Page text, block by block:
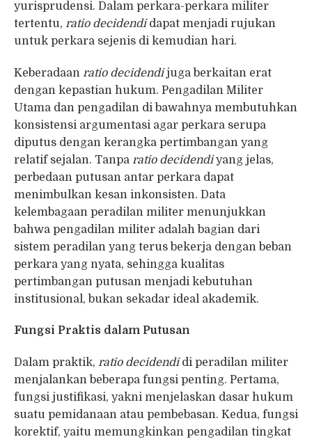
yurisprudensi. Dalam perkara-perkara militer
tertentu, ratio decidendidapat menjadi rujukan
untuk perkara sejenis di kemudian hari.
Keberadaan ratio decidendijuga berkaitan erat
dengan kepastian hukum. Pengadilan Militer
Utama dan pengadilan di bawahnya membutuhkan
konsistensi argumentasi agar perkara serupa
diputus dengan kerangka pertimbangan yang
relatif sejalan. Tanpa ratio decidendiyang jelas,
perbedaan putusan antar perkara dapat
menimbulkan kesan inkonsisten. Data
kelembagaan peradilan militer menunjukkan
bahwa pengadilan militer adalah bagian dari
sistem peradilan yang terus bekerja dengan beban
perkara yang nyata, sehingga kualitas
pertimbangan putusan menjadi kebutuhan
institusional, bukan sekadar ideal akademik.
Fungsi Praktis dalam Putusan
Dalam praktik, ratio decidendidi peradilan militer
menjalankan beberapa fungsi penting. Pertama,
fungsi justifikasi, yakni menjelaskan dasar hukum
suatu pemidanaan atau pembebasan. Kedua, fungsi
korektif, yaitu memungkinkan pengadilan tingkat